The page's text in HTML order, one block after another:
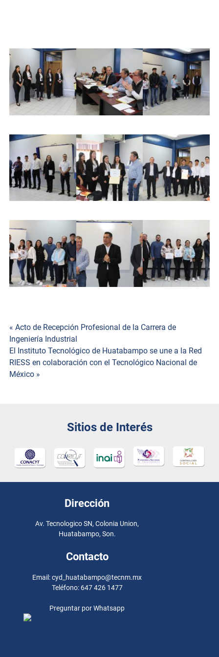
Navegación
de
entradas
« Acto de Recepción Profesional de la Carrera de
Ingeniería Industrial
El Instituto Tecnológico de Huatabampo se une a la Red
RIESS en colaboración con el Tecnológico Nacional de
México »
Sitios de Interés
Dirección
Av. Tecnologico SN, Colonia Union,
Huatabampo, Son.
Contacto
Email: cyd_huatabampo@tecnm.mx
Teléfono: 647 426 1477
Preguntar por Whatsapp